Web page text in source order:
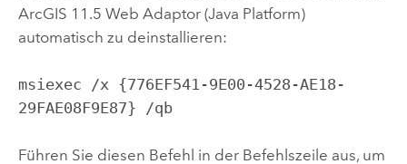
ArcGIS 11.5 Web Adaptor (Java Platform)
automatisch zu deinstallieren:
msiexec /x {776EF541-9E00-4528-AE18-
29FAE08F9E87} /qb
Führen Sie diesen Befehl in der Befehlszeile aus, um